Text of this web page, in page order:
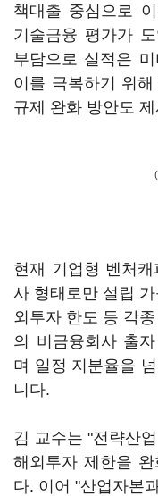
책대출 중심으로
기술금융 평가가
부담으로 실적은
이를 극복하기 위
규제 완화 방안도
현재 기업형 벤처캐
사 형태로만 설립
외투자 한도 등 각
의 비금융회사 출
며 일정 지분율을
니다.
김 교수는 "전략산
해외투자 제한을 완
다. 이어 "산업자본